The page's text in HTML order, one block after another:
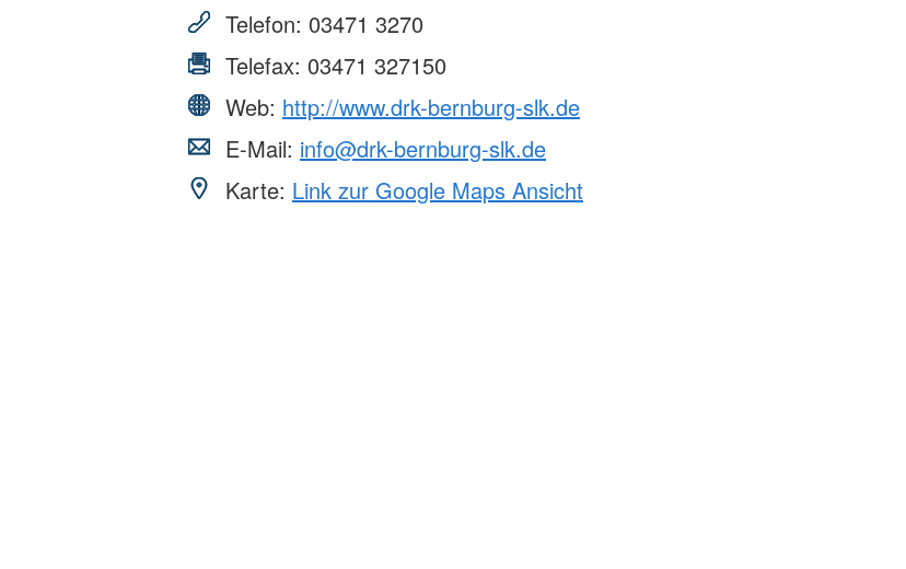
Telefon: 03471 3270
Telefax: 03471 327150
Web: http://www.drk-bernburg-slk.de
E-Mail: info@drk-bernburg-slk.de
Karte: Link zur Google Maps Ansicht